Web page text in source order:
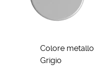
Colore metallo
Grigio